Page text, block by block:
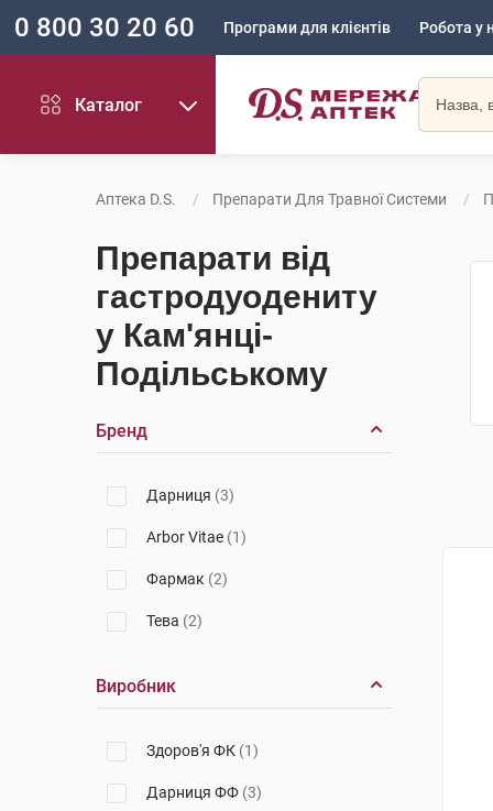
0 800 30 20 60 Програми для клієнтів Робота у
Каталог
Аптека D.S. Препарати Для Травної Системи
Препарати від
гастродуодениту
у Кам'янці-
Подільському
Бренд
Дарниця (3)
Arbor Vitae (1)
Фармак (2)
Тева (2)
Виробник
Здоров'я ФК (1)
Дарниця ФФ (3)